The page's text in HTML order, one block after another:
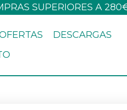
SUPERIORES A
DESCARGAS